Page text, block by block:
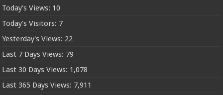
Today's Views: 10
Today's Visitors: 7
Yesterday's Views: 22
Last 7 Days Views: 79
Last 30 Days Views: 1,078
Last 365 Days Views: 7,911